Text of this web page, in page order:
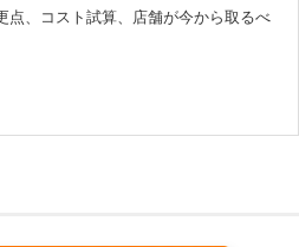
点、コスト試算、店舗が今から取るべ